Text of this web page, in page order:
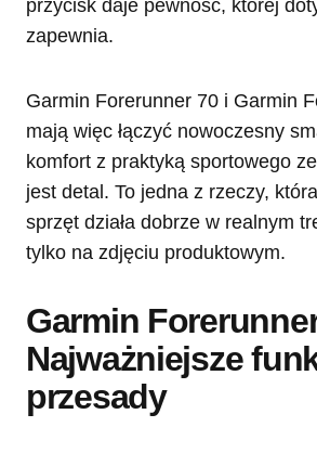
przycisk daje pewność, której
zapewnia.
Garmin Forerunner 70 i Garmin
mają więc łączyć nowoczesny
komfort z praktyką sportowego
jest detal. To jedna z rzeczy,
sprzęt działa dobrze w realnym
tylko na zdjęciu produktowym.
Garmin
Najważniejsze
przesady